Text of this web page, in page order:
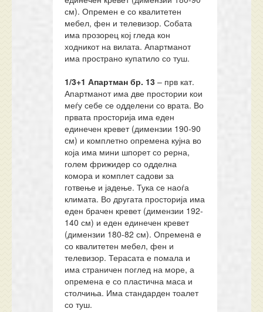
см). Опремен е со квалитетен
мебел, фен и телевизор. Собата
има прозорец кој гледа кон
ходникот на вилата. Апартманот
има пространо купатило со туш.
1/3+1Апартман бр. 13 – прв кат.
Апартманот има две простории кои
меѓу себе се одделени со врата. Во
првата просторија има еден
единечен кревет (димензии 190-90
см) и комплетно опремена кујна во
која има мини шпорет со рерна,
голем фрижидер со одделна
комора и комплет садови за
готвење и јадење. Тука се наоѓа
климата. Во другата просторија има
еден брачен кревет (димензии 192-
140 см) и еден единечен кревет
(димензии 180-82 см). Опременa е
со квалитетен мебел, фен и
телевизор. Терасата е помала и
има страничен поглед на море, а
опремена е со пластична маса и
столчиња. Има стандарден тоалет
со туш.